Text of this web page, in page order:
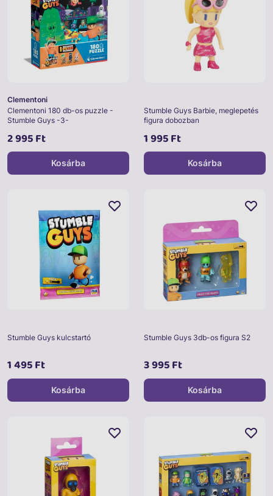
Clementoni
Clementoni 180 db-os puzzle -
Stumble Guys -3-
2 995 Ft
Kosárba
Stumble Guys Barbie, meglepetés
figura dobozban
1 995 Ft
Kosárba
Stumble Guys kulcstartó
1 495 Ft
Kosárba
Stumble Guys 3db-os figura S2
3 995 Ft
Kosárba